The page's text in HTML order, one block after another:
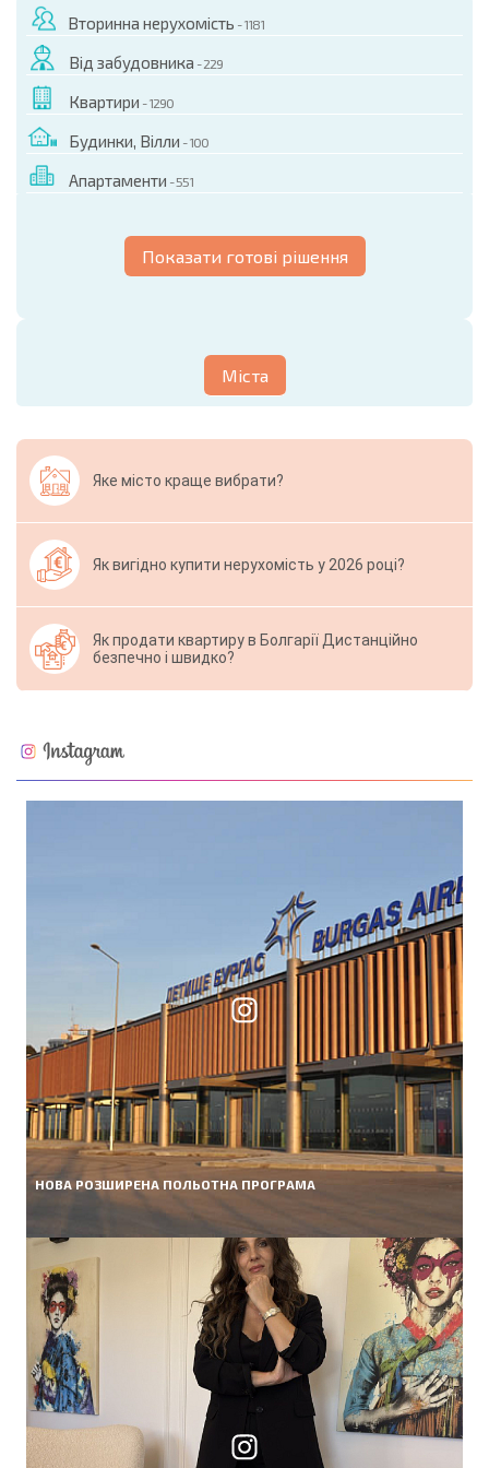
Вторинна нерухомість - 1181
Від забудовника - 229
Квартири - 1290
Будинки, Вілли - 100
Апартаменти - 551
Показати готові рішення
Міста
Яке місто краще вибрати?
Як вигідно купити нерухомість у 2026 році?
Як продати квартиру в Болгарії Дистанційно
безпечно і швидко?
НОВА РОЗШИРЕНА ПОЛЬОТНА ПРОГРАМА